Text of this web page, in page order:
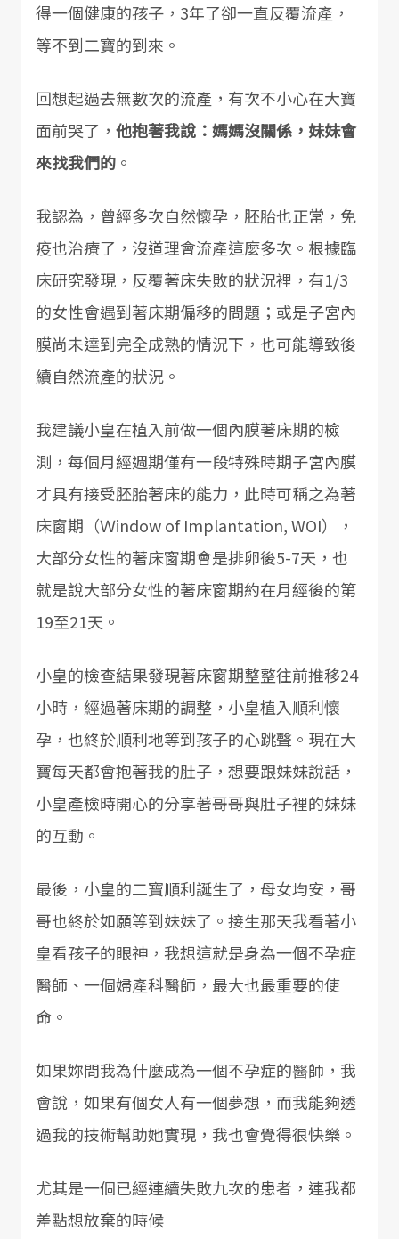
得一個健康的孩子，3年了卻一直反覆流產，
等不到二寶的到來。
回想起過去無數次的流產，有次不小心在大寶
面前哭了， 他抱著我說：媽媽沒關係，妹妹會
來找我們的 。
我認為，曾經多次自然懷孕，胚胎也正常，免
疫也治療了，沒道理會流產這麼多次。根據臨
床研究發現，反覆著床失敗的狀況裡，有1/3
的女性會遇到著床期偏移的問題；或是子宮內
膜尚未達到完全成熟的情況下，也可能導致後
續自然流產的狀況。
我建議小皇在植入前做一個內膜著床期的檢
測，每個月經週期僅有一段特殊時期子宮內膜
才具有接受胚胎著床的能力，此時可稱之為著
床窗期（Ｗindow of Implantation, WOI），
大部分女性的著床窗期會是排卵後5-7天，也
就是說大部分女性的著床窗期約在月經後的第
19至21天。
小皇的檢查結果發現著床窗期整整往前推移24
小時，經過著床期的調整，小皇植入順利懷
孕，也終於順利地等到孩子的心跳聲。現在大
寶每天都會抱著我的肚子，想要跟妹妹說話，
小皇產檢時開心的分享著哥哥與肚子裡的妹妹
的互動。
最後，小皇的二寶順利誕生了，母女均安，哥
哥也終於如願等到妹妹了。接生那天我看著小
皇看孩子的眼神，我想這就是身為一個不孕症
醫師、一個婦產科醫師，最大也最重要的使
命。
如果妳問我為什麼成為一個不孕症的醫師，我
會說，如果有個女人有一個夢想，而我能夠透
過我的技術幫助她實現，我也會覺得很快樂。
尤其是一個已經連續失敗九次的患者，連我都
差點想放棄的時候